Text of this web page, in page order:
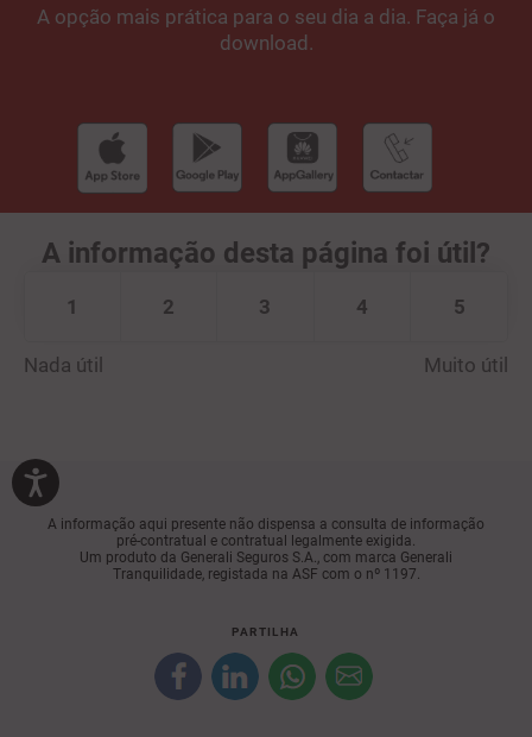
A opção mais prática para o seu dia a dia. Faça já o
download.
A informação desta página foi útil?
Nada útil
1 2 3 4 5
Muito útil
A informação aqui presente não dispensa a consulta de informação
pré-contratual e contratual legalmente exigida.
Um produto da Generali Seguros S.A., com marca Generali
Tranquilidade, registada na ASF com o nº 1197.
PARTILHA